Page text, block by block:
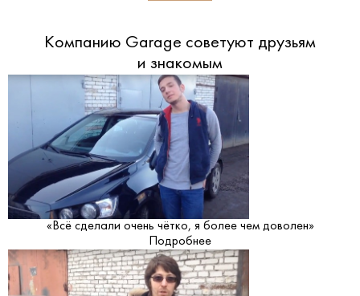
Компанию Garage советуют друзьям
и знакомым
«Всё сделали очень чётко, я более чем доволен»
Подробнее